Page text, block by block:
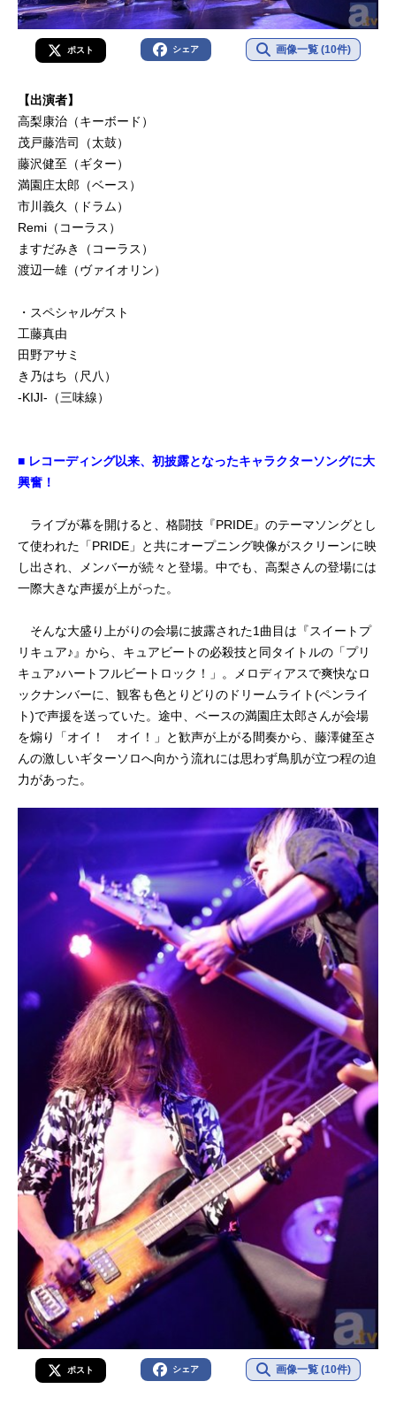
ポスト シェア 画像一覧 (10件)
【出演者】
高梨康治（キーボード）
茂戸藤浩司（太鼓）
藤沢健至（ギター）
満園庄太郎（ベース）
市川義久（ドラム）
Remi（コーラス）
ますだみき（コーラス）
渡辺一雄（ヴァイオリン）
・スペシャルゲスト
工藤真由
田野アサミ
き乃はち（尺八）
-KIJI-（三味線）
■ レコーディング以来、初披露となったキャラクターソングに大
興奮！
ライブが幕を開けると、格闘技『PRIDE』のテーマソングとし
て使われた「PRIDE」と共にオープニング映像がスクリーンに映
し出され、メンバーが続々と登場。中でも、高梨さんの登場には
一際大きな声援が上がった。
そんな大盛り上がりの会場に披露された1曲目は『スイートプ
リキュア♪』から、キュアビートの必殺技と同タイトルの「プリ
キュア♪ハートフルビートロック！」。メロディアスで爽快なロ
ックナンバーに、観客も色とりどりのドリームライト(ペンライ
ト)で声援を送っていた。途中、ベースの満園庄太郎さんが会場
を煽り「オイ！ オイ！」と歓声が上がる間奏から、藤澤健至さ
んの激しいギターソロへ向かう流れには思わず鳥肌が立つ程の迫
力があった。
ポスト シェア 画像一覧 (10件)